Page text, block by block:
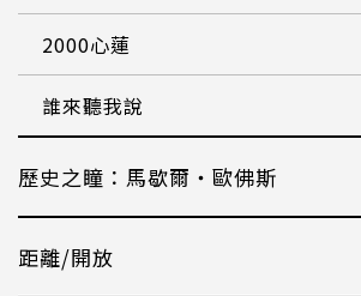
2000心蓮
誰來聽我說
歷史之瞳：馬歇爾・歐佛斯
距離/開放